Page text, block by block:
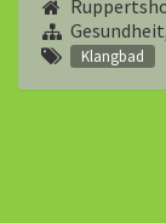
Klangbad